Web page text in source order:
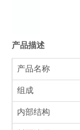
产品描述
产品名称
组成
内部结构